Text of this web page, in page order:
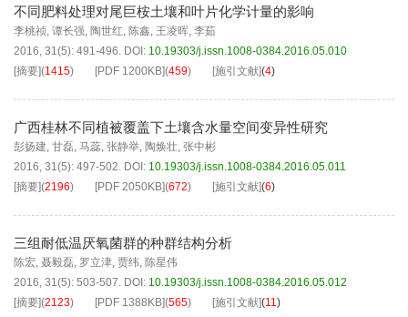
不同肥料处理对尾巨桉土壤和叶片化学计量的影响
李桃祯, 谭长强, 陶世红, 陈鑫, 王凌晖, 李茹
2016, 31(5): 491-496. DOI: 10.19303/j.issn.1008-0384.2016.05.010
[摘要](1415) [PDF 1200KB](459) [施引文献](4)
广西桂林不同植被覆盖下土壤含水量空间变异性研究
彭扬建, 甘磊, 马蕊, 张静举, 陶焕壮, 张中彬
2016, 31(5): 497-502. DOI: 10.19303/j.issn.1008-0384.2016.05.011
[摘要](2196) [PDF 2050KB](672) [施引文献](6)
三组耐低温厌氧菌群的种群结构分析
陈宏, 聂毅磊, 罗立津, 贾纬, 陈星伟
2016, 31(5): 503-507. DOI: 10.19303/j.issn.1008-0384.2016.05.012
[摘要](2123) [PDF 1388KB](565) [施引文献](11)